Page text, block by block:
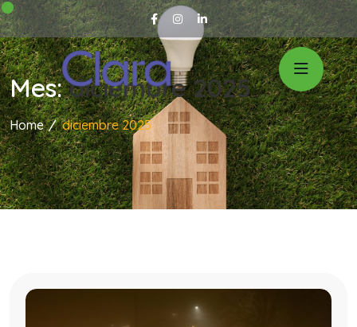
Mes:diciembre 2025
Home diciembre 2025